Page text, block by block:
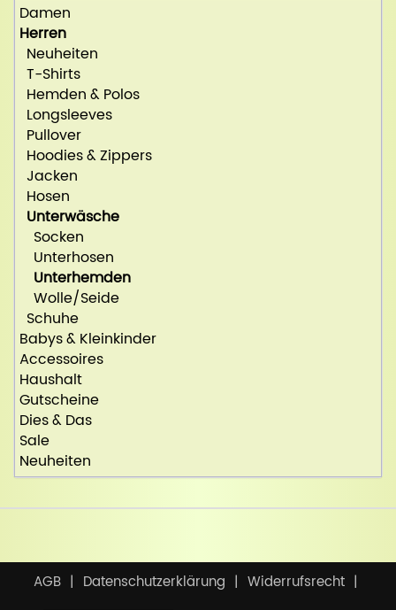
Damen
Herren
Neuheiten
T-Shirts
Hemden & Polos
Longsleeves
Pullover
Hoodies & Zippers
Jacken
Hosen
Unterwäsche
Socken
Unterhosen
Unterhemden
Wolle/Seide
Schuhe
Babys & Kleinkinder
Accessoires
Haushalt
Gutscheine
Dies & Das
Sale
Neuheiten
AGB Datenschutzerklärung
Widerrufsrecht